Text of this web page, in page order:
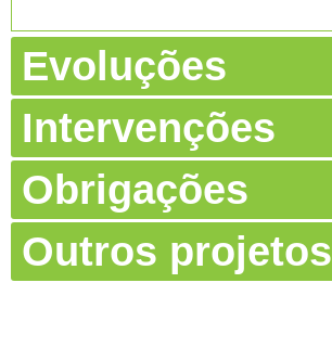
Evoluções
Intervenções
Obrigações
Outros projetos